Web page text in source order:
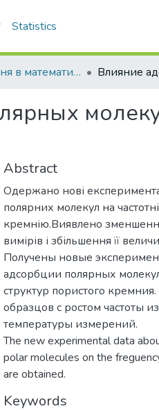
Statistics
Дослiдження в математицi i механiцi
Abstract
Одержано нові
полярних молекул на
кремнію.Виявлено зменшення
вимірів і збільшення її
Получены новые
адсорбции полярных
структур пористого
образцов с ростом частоты
температуры измерений.
The new experimental data
polar molecules on the
are obtained.
Keywords